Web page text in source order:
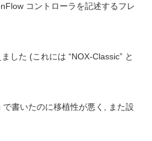
コントローラを記述するフレ
した (これには “NOX-Classic” と
書いたのに移植性が悪く, また設